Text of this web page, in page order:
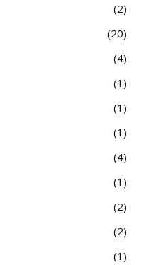
2
20
4
1
1
1
4
1
2
2
1